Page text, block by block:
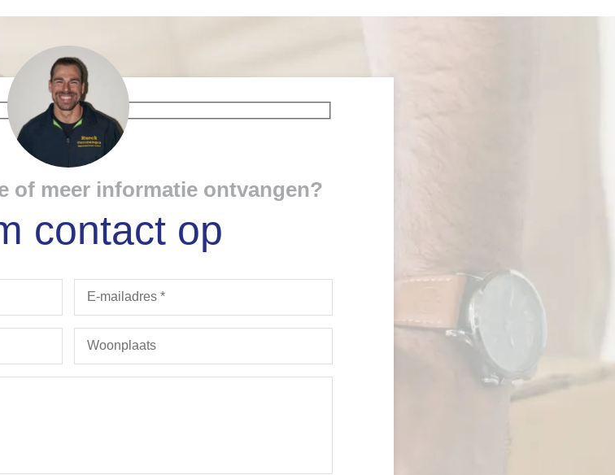
of meer informatie ontvangen?
contact op